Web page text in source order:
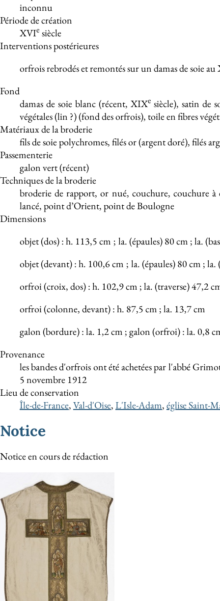
inconnu
Période de création
XVIe siècle
Interventions postérieures
orfrois rebrodés et remontés sur un damas de soie
Fond
damas de soie blanc (récent, XIXe siècle), satin de
végétales (lin ?) (fond des orfrois), toile en fibres
Matériaux de la broderie
fils de soie polychromes, filés or (argent doré), filés
Passementerie
galon vert (récent)
Techniques de la broderie
broderie de rapport, or nué, couchure, couchure
lancé, point d’Orient, point de Boulogne
Dimensions
objet (dos) : h. 113,5 cm ; la. (épaules) 80 cm ; la.
objet (devant) : h. 100,6 cm ; la. (épaules) 80 cm ; la.
orfroi (croix, dos) : h. 102,9 cm ; la. (traverse) 47,2
orfroi (colonne, devant) : h. 87,5 cm ; la. 13,7 cm
galon (bordure) : la. 1,2 cm ; galon (orfroi) : la. 0,8
Provenance
les bandes d'orfrois ont été achetées par l'abbé
5 novembre 1912
Lieu de conservation
Île-de-France,Val-d'Oise,L'Isle-Adam,église Saint-
Notice
Notice en cours de rédaction